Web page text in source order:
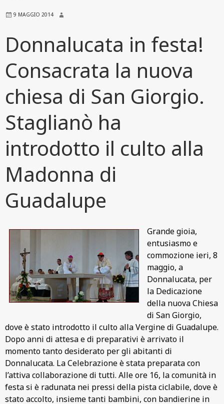
9 MAGGIO 2014
Donnalucata in festa!
Consacrata la nuova
chiesa di San Giorgio.
Staglianò ha
introdotto il culto alla
Madonna di
Guadalupe
Grande gioia,
entusiasmo e
commozione ieri, 8
maggio, a
Donnalucata, per
la Dedicazione
della nuova Chiesa
di San Giorgio,
dove è stato introdotto il culto alla Vergine di Guadalupe.
Dopo anni di attesa e di preparativi è arrivato il
momento tanto desiderato per gli abitanti di
Donnalucata. La Celebrazione è stata preparata con
l’attiva collaborazione di tutti. Alle ore 16, la comunità in
festa si è radunata nei pressi della pista ciclabile, dove è
stato accolto, insieme tanti bambini, con bandierine in